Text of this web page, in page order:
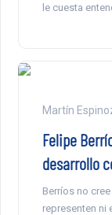
le cuesta
Martín
Felipe
desarrollo
Berríos no
representen ni